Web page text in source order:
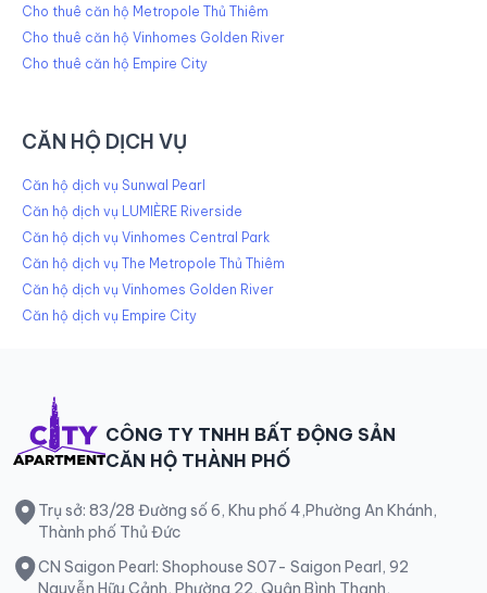
Cho thuê căn hộ Metropole Thủ Thiêm
Cho thuê căn hộ Vinhomes Golden River
Cho thuê căn hộ Empire City
CĂN HỘ DỊCH VỤ
Căn hộ dịch vụ Sunwal Pearl
Căn hộ dịch vụ LUMIÈRE Riverside
Căn hộ dịch vụ Vinhomes Central Park
Căn hộ dịch vụ The Metropole Thủ Thiêm
Căn hộ dịch vụ Vinhomes Golden River
Căn hộ dịch vụ Empire City
CÔNG TY TNHH BẤT ĐỘNG SẢN
CĂN HỘ THÀNH PHỐ
Trụ sở: 83/28 Đường số 6, Khu phố 4,Phường An Khánh,
Thành phố Thủ Đức
CN Saigon Pearl: Shophouse S07- Saigon Pearl, 92
Nguyễn Hữu Cảnh, Phường 22, Quận Bình Thạnh,